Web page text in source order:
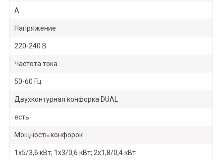
А
Напряжение
220-240 В
Частота тока
50-60 Гц
Двухконтурная конфорка DUAL
есть
Мощность конфорок
1х5/3,6 кВт; 1x3/0,6 кВт; 2х1,8/0,4 кВт